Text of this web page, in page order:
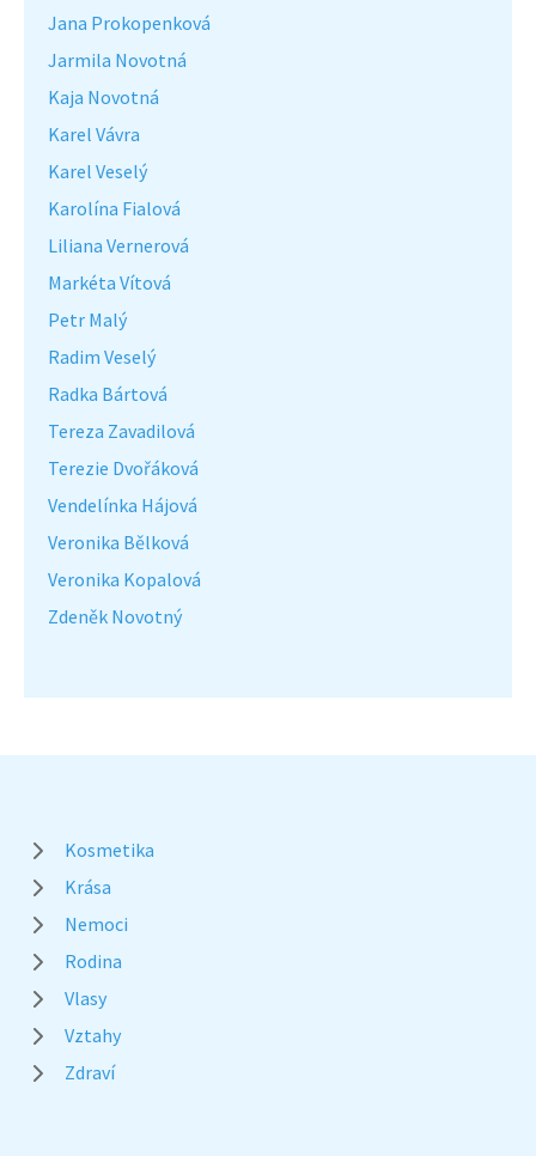
Jana Prokopenková
Jarmila Novotná
Kaja Novotná
Karel Vávra
Karel Veselý
Karolína Fialová
Liliana Vernerová
Markéta Vítová
Petr Malý
Radim Veselý
Radka Bártová
Tereza Zavadilová
Terezie Dvořáková
Vendelínka Hájová
Veronika Bělková
Veronika Kopalová
Zdeněk Novotný
Kosmetika
Krása
Nemoci
Rodina
Vlasy
Vztahy
Zdraví